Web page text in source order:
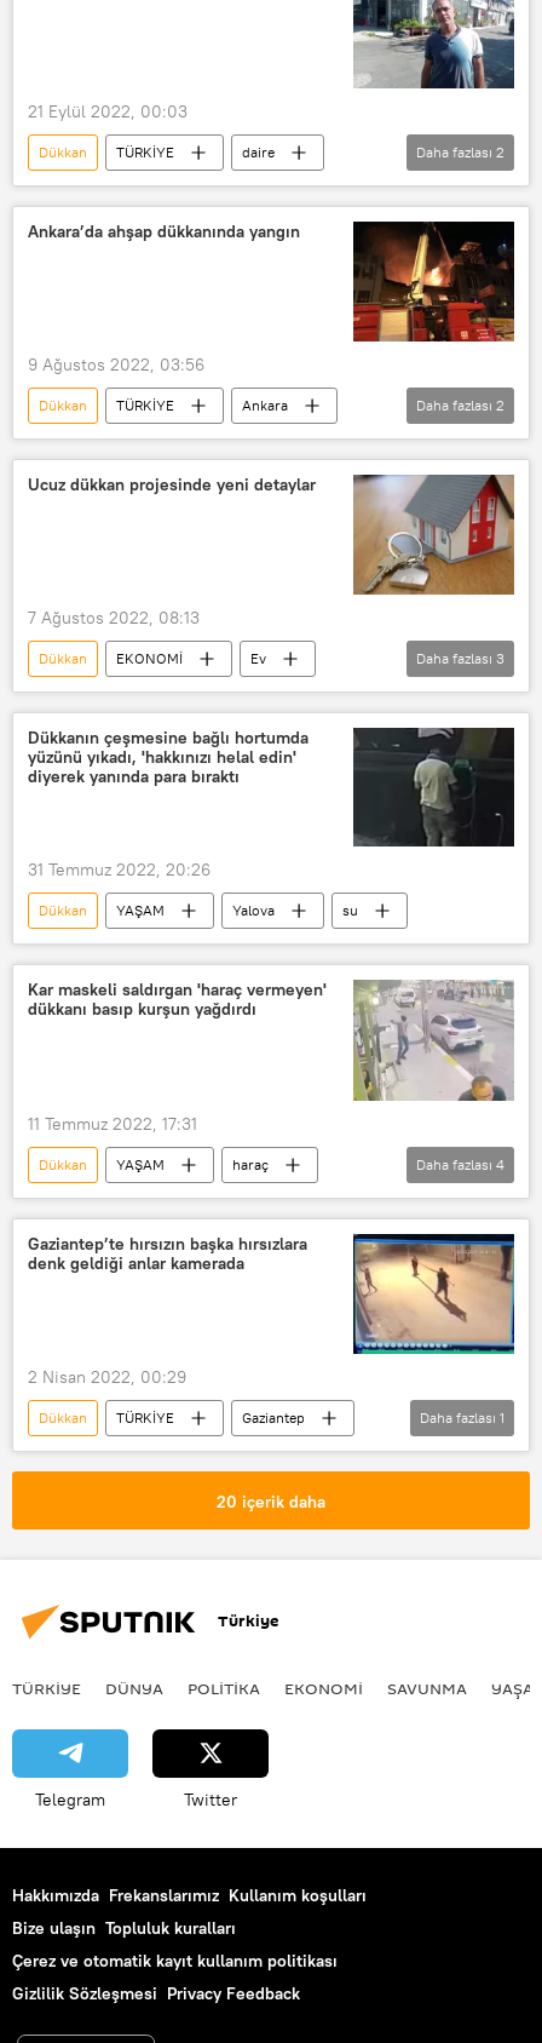
21 Eylül 2022, 00:03
Dükkan TÜRKİYE
daire
Kayseri
Kira
Daha fazlası 2
Ankara’da ahşap dükkanında yangın
9 Ağustos 2022, 03:56
Dükkan TÜRKİYE
Ankara
Yangın
Altındağ
Daha fazlası 2
Ucuz dükkan projesinde yeni detaylar
7 Ağustos 2022, 08:13
Dükkan EKONOMİ
Ev
Konut
TOKİ
Recep Tayyip Erdoğan
Daha fazlası 3
Dükkanın çeşmesine bağlı hortumda
yüzünü yıkadı, 'hakkınızı helal edin'
diyerek yanında para bıraktı
31 Temmuz 2022, 20:26
Dükkan YAŞAM Yalova su
Kar maskeli saldırgan 'haraç vermeyen'
dükkanı basıp kurşun yağdırdı
11 Temmuz 2022, 17:31
Dükkan YAŞAM
haraç
Esenyurt
Polis
Silahlı saldırı
müşteri
Daha fazlası 4
Gaziantep’te hırsızın başka hırsızlara
denk geldiği anlar kamerada
2 Nisan 2022, 00:29
Dükkan TÜRKİYE
Gaziantep
Hırsızlık
Daha fazlası 1
20 içerik daha
Türkiye
TÜRKIYE DÜNYA POLİTİKA EKONOMİ SAVUNMA
Telegram Twitter
Hakkımızda Frekanslarımız Kullanım koşulları
Bize ulaşın Topluluk kuralları
Çerez ve otomatik kayıt kullanım politikası
Gizlilik Sözleşmesi Privacy Feedback